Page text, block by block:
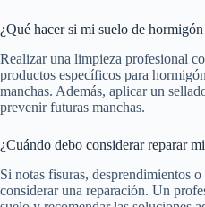
¿Qué hacer si mi suelo de
Realizar una limpieza profesional
productos específicos para
manchas. Además, aplicar un
prevenir futuras manchas.
¿Cuándo debo considerar reparar
Si notas fisuras, desprendimientos
considerar una reparación. Un